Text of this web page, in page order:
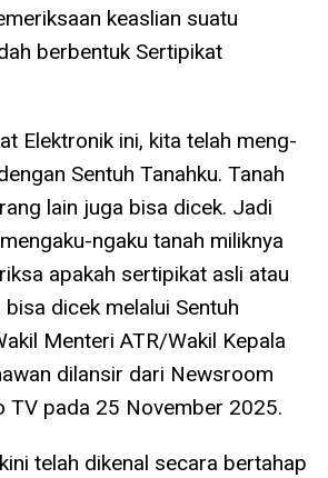
keaslian suatu
berbentuk Sertipikat
Elektronik ini, kita telah meng-
Sentuh Tanahku. Tanah
lain juga bisa dicek. Jadi
ngaku tanah miliknya
apakah sertipikat asli atau
dicek melalui Sentuh
Menteri ATR/Wakil Kepala
dilansir dari Newsroom
TV pada 25 November 2025.
telah dikenal secara bertahap